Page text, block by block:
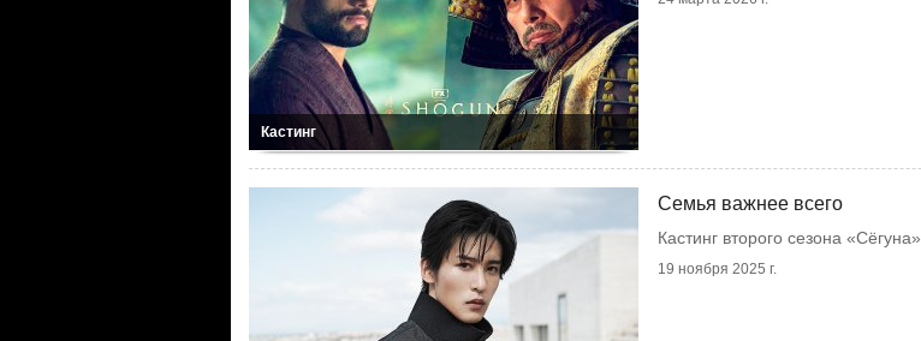
Кастинг
Семья важнее всего
Кастинг второго сезона «Сёгуна»
19 ноября 2025 г.